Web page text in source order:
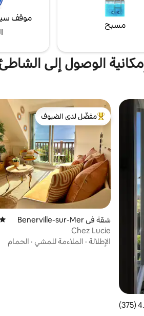
مسبح
موقف
الوصول إلى
من 5، 375 مراجعات
من أبرز البيوت المفضّلة لدى الضيوف
مفضّل لدى الضيوف
شقة في Benerville-sur-Mer
Chez Lucie
الإطلالة · الملاءمة للمشي · الحمام